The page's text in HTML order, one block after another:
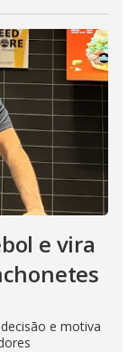
e vira
e motiva